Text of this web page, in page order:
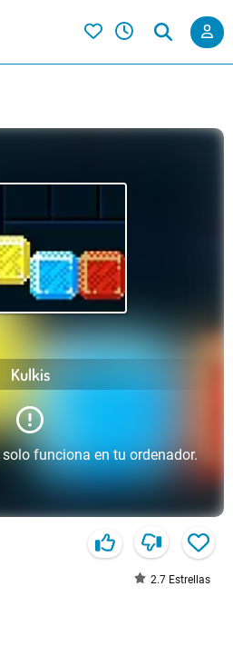
Kulkis
solo funciona en tu ordenador.
2.7 Estrellas